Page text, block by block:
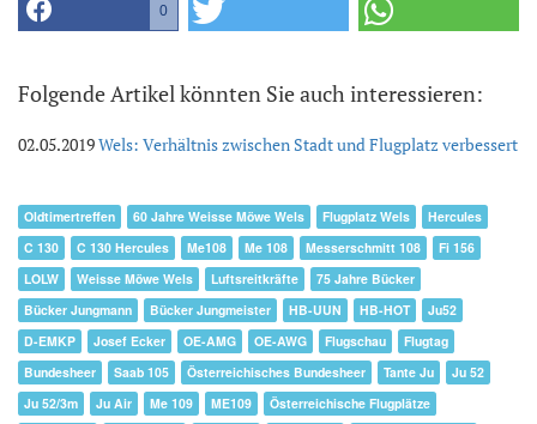
0
Folgende Artikel könnten Sie auch interessieren:
02.05.2019Wels: Verhältnis zwischen Stadt und Flugplatz verbessert
Oldtimertreffen 60 Jahre Weisse Möwe Wels Flugplatz Wels
Hercules
C 130
C 130 Hercules Me108 Me 108 Messerschmitt 108
Fi 156
LOLW
Weisse Möwe Wels Luftsreitkräfte
75 Jahre Bücker
Bücker Jungmann
Bücker Jungmeister HB-UUN HB-HOT
Ju52
D-EMKP
Josef Ecker OE-AMG OE-AWG Flugschau
Flugtag
Bundesheer
Saab 105 Österreichisches Bundesheer Tante Ju
Ju 52
Ju 52/3m
Ju Air Me 109 ME109 Österreichische Flugplätze